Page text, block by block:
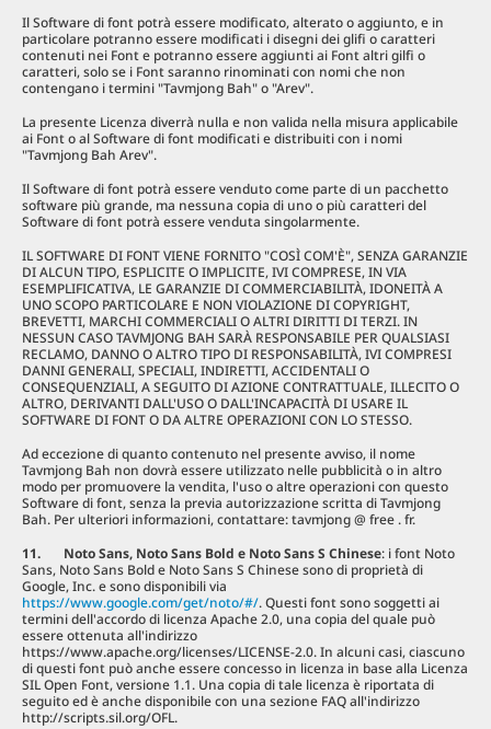
Il Software di font potrà essere modificato, alterato o aggiunto, e in
particolare potranno essere modificati i disegni dei glifi o caratteri
contenuti nei Font e potranno essere aggiunti ai Font altri gilfi o
caratteri, solo se i Font saranno rinominati con nomi che non
contengano i termini "Tavmjong Bah" o "Arev".
La presente Licenza diverrà nulla e non valida nella misura applicabile
ai Font o al Software di font modificati e distribuiti con i nomi
"Tavmjong Bah Arev".
Il Software di font potrà essere venduto come parte di un pacchetto
software più grande, ma nessuna copia di uno o più caratteri del
Software di font potrà essere venduta singolarmente.
IL SOFTWARE DI FONT VIENE FORNITO "COSÌ COM'È", SENZA GARANZIE
DI ALCUN TIPO, ESPLICITE O IMPLICITE, IVI COMPRESE, IN VIA
ESEMPLIFICATIVA, LE GARANZIE DI COMMERCIABILITÀ, IDONEITÀ A
UNO SCOPO PARTICOLARE E NON VIOLAZIONE DI COPYRIGHT,
BREVETTI, MARCHI COMMERCIALI O ALTRI DIRITTI DI TERZI. IN
NESSUN CASO TAVMJONG BAH SARÀ RESPONSABILE PER QUALSIASI
RECLAMO, DANNO O ALTRO TIPO DI RESPONSABILITÀ, IVI COMPRESI
DANNI GENERALI, SPECIALI, INDIRETTI, ACCIDENTALI O
CONSEQUENZIALI, A SEGUITO DI AZIONE CONTRATTUALE, ILLECITO O
ALTRO, DERIVANTI DALL'USO O DALL'INCAPACITÀ DI USARE IL
SOFTWARE DI FONT O DA ALTRE OPERAZIONI CON LO STESSO.
Ad eccezione di quanto contenuto nel presente avviso, il nome
Tavmjong Bah non dovrà essere utilizzato nelle pubblicità o in altro
modo per promuovere la vendita, l'uso o altre operazioni con questo
Software di font, senza la previa autorizzazione scritta di Tavmjong
Bah. Per ulteriori informazioni, contattare: tavmjong @ free . fr.
11. Noto Sans, Noto Sans Bold e Noto Sans S Chinese: i font Noto
Sans, Noto Sans Bold e Noto Sans S Chinese sono di proprietà di
Google, Inc. e sono disponibili via
https://www.google.com/get/noto/#/. Questi font sono soggetti ai
termini dell'accordo di licenza Apache 2.0, una copia del quale può
essere ottenuta all'indirizzo
https://www.apache.org/licenses/LICENSE-2.0. In alcuni casi, ciascuno
di questi font può anche essere concesso in licenza in base alla Licenza
SIL Open Font, versione 1.1. Una copia di tale licenza è riportata di
seguito ed è anche disponibile con una sezione FAQ all'indirizzo
http://scripts.sil.org/OFL.